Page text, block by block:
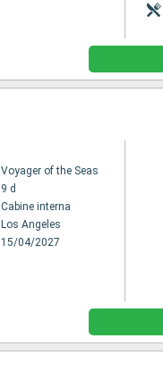
Voyager of the Seas
9 d
Cabine interna
Los Angeles
15/04/2027